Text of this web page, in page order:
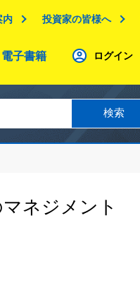
内 投資家の皆様へ
電子書籍 ログイン
検索
ネジメント